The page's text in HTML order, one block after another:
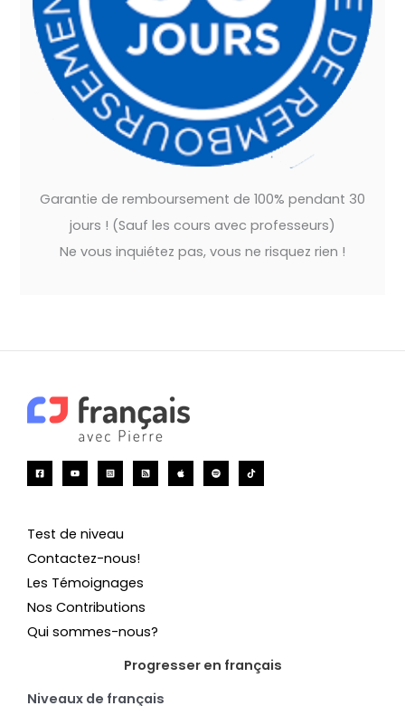
Garantie de remboursement de 100% pendant 30
jours ! (Sauf les cours avec professeurs)
Ne vous inquiétez pas, vous ne risquez rien !
Test de niveau
Contactez-nous!
Les Témoignages
Nos Contributions
Qui sommes-nous?
Progresser en français
Niveaux de français